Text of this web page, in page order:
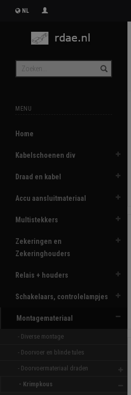
NL
MENU
Home
Kabelschoenen div
Draad en kabel
Accu aansluitmateriaal
Multistekkers
Zekeringen en
Zekeringhouders
Relais + houders
Schakelaars, controlelampjes
Montagemateriaal
- Diverse montage
- Doorvoer en blinde tules
- Doorvoermateriaal draden
- Krimpkous